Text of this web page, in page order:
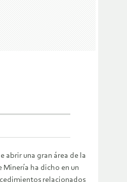
abrir una gran área de la
Minería ha dicho en un
relacionados